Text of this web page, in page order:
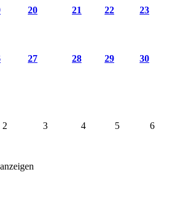
20 21 22 23
27 28 29 30
2 3 4 5 6